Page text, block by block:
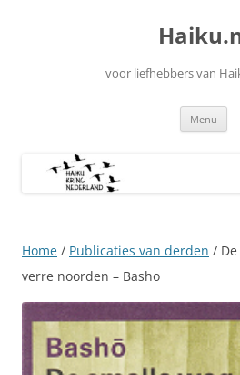
voor liefhebbers van
Menu
Home / Publicaties van derden /
verre noorden – Basho